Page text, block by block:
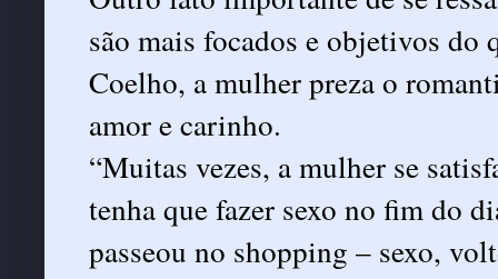
são mais focados e objetivos do
Coelho, a mulher preza o
amor e carinho.
“Muitas vezes, a mulher se
tenha que fazer sexo no fim do
passeou no shopping – sexo,